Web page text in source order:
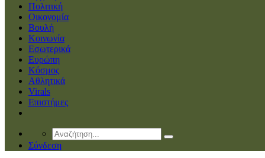
Πολιτική
Οικονομία
Βουλή
Κοινωνία
Εσωτερικά
Ευρώπη
Κόσμος
Αθλητικά
Virals
Επιστήμες
Σύνδεση